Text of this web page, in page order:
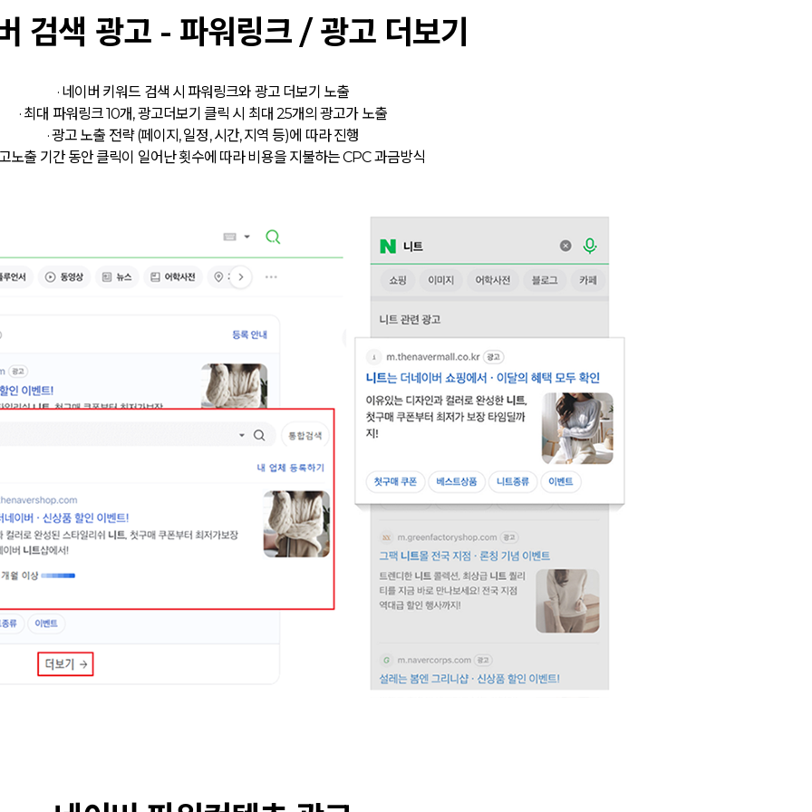
검색 광고 - 파워링크 / 광고 더보기
· 네이버 키워드 검색 시 파워링크와 광고 더보기 노출
· 최대 파워링크 10개, 광고더보기 클릭 시 최대 25개의 광고가 노출
· 광고 노출 전략 (페이지, 일정, 시간, 지역 등)에 따라 진행
고노출 기간 동안 클릭이 일어난 횟수에 따라 비용을 지불하는 CPC 과금방식